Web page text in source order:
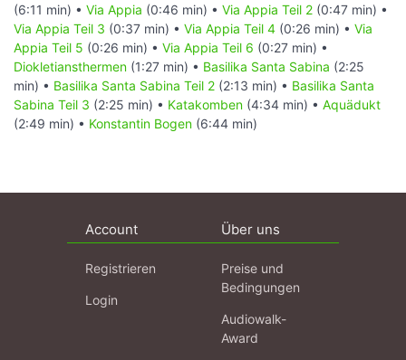
(6:11 min) • Via Appia (0:46 min) • Via Appia Teil 2 (0:47 min) •
Via Appia Teil 3 (0:37 min) • Via Appia Teil 4 (0:26 min) • Via
Appia Teil 5 (0:26 min) • Via Appia Teil 6 (0:27 min) •
Diokletiansthermen (1:27 min) • Basilika Santa Sabina (2:25
min) • Basilika Santa Sabina Teil 2 (2:13 min) • Basilika Santa
Sabina Teil 3 (2:25 min) • Katakomben (4:34 min) • Aquädukt
(2:49 min) • Konstantin Bogen (6:44 min)
Account
Registrieren
Login
Über uns
Preise und
Bedingungen
Audiowalk-
Award